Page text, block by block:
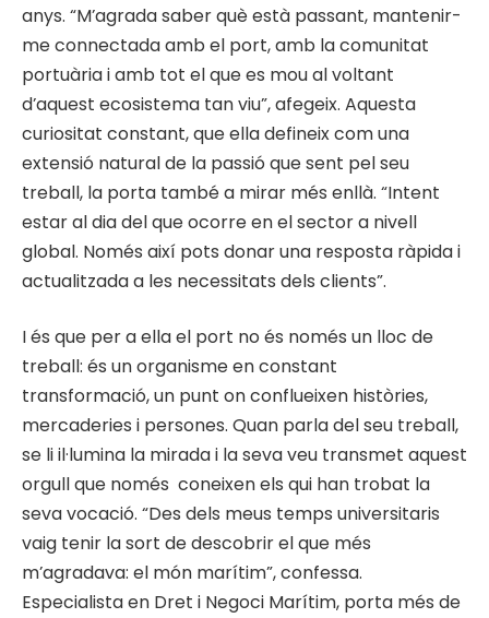
anys. “M’agrada saber què està passant, mantenir-
me connectada amb el port, amb la comunitat
portuària i amb tot el que es mou al voltant
d’aquest ecosistema tan viu”, afegeix. Aquesta
curiositat constant, que ella defineix com una
extensió natural de la passió que sent pel seu
treball, la porta també a mirar més enllà. “Intent
estar al dia del que ocorre en el sector a nivell
global. Només així pots donar una resposta ràpida i
actualitzada a les necessitats dels clients”.
I és que per a ella el port no és només un lloc de
treball: és un organisme en constant
transformació, un punt on conflueixen històries,
mercaderies i persones. Quan parla del seu treball,
se li il·lumina la mirada i la seva veu transmet aquest
orgull que només coneixen els qui han trobat la
seva vocació. “Des dels meus temps universitaris
vaig tenir la sort de descobrir el que més
m’agradava: el món marítim”, confessa.
Especialista en Dret i Negoci Marítim, porta més de